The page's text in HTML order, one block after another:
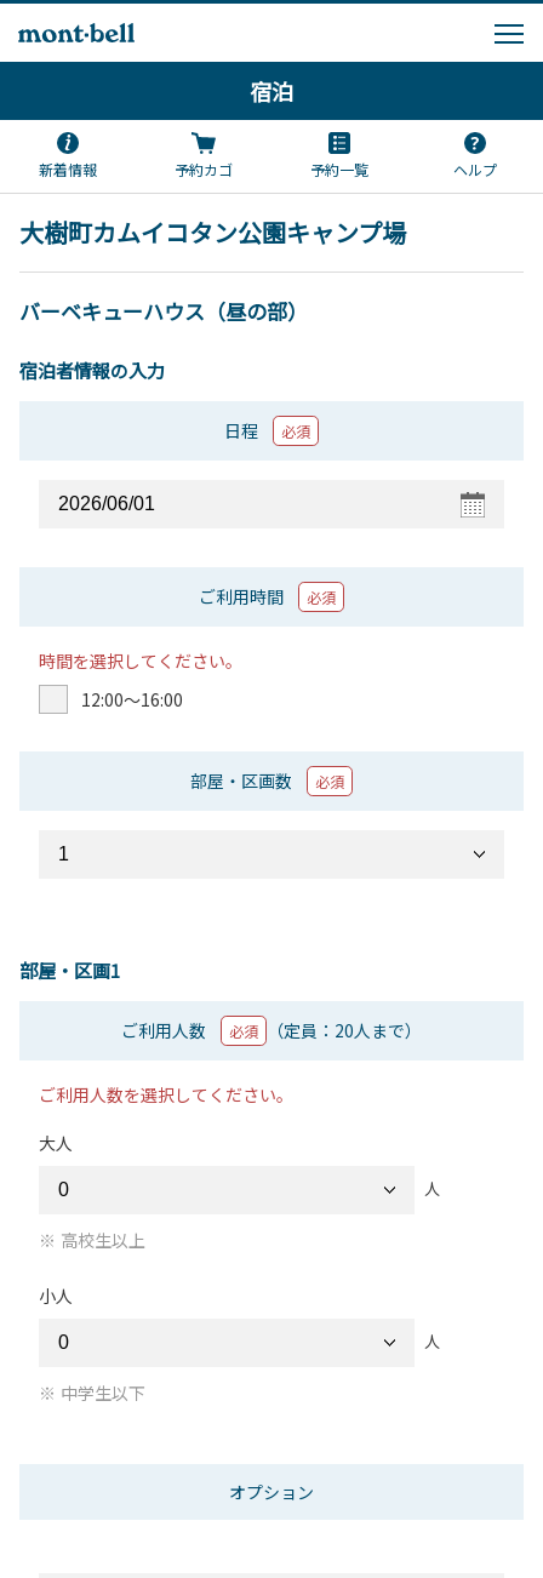
宿泊
新着情報 予約カゴ 予約一覧 ヘルプ
大樹町カムイコタン公園キャンプ場
バーベキューハウス（昼の部）
宿泊者情報の入力
日程 必須
ご利用時間 必須
時間を選択してください。
12:00〜16:00
部屋・区画数 必須
部屋・区画1
ご利用人数 必須 （定員：20人まで）
ご利用人数を選択してください。
大人
人
高校生以上
小人
人
中学生以下
オプション